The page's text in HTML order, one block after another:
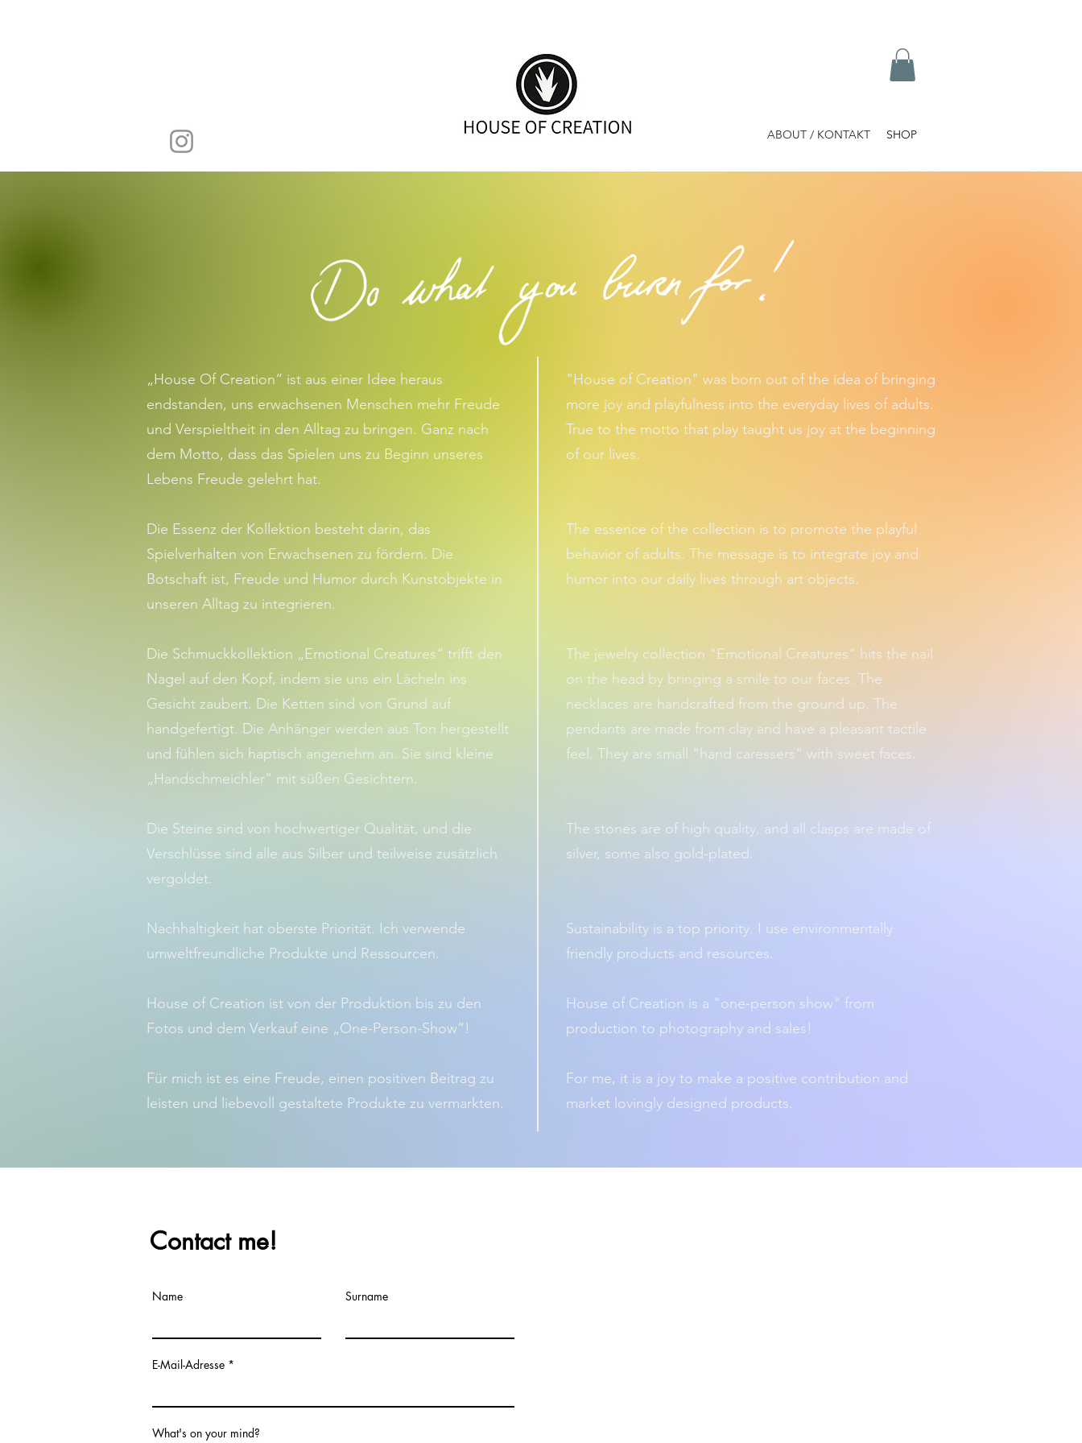
ABOUT / KONTAKT SHOP
„House Of Creation“ ist aus einer Idee heraus
endstanden, uns erwachsenen Menschen mehr Freude
und Verspieltheit in den Alltag zu bringen. Ganz nach
dem Motto, dass das Spielen uns zu Beginn unseres
Lebens Freude gelehrt hat.
Die Essenz der Kollektion besteht darin, das
Spielverhalten von Erwachsenen zu fördern. Die
Botschaft ist, Freude und Humor durch Kunstobjekte in
unseren Alltag zu integrieren.
Die Schmuckkollektion „Emotional Creatures“ trifft den
Nagel auf den Kopf, indem sie uns ein Lächeln ins
Gesicht zaubert. Die Ketten sind von Grund auf
handgefertigt. Die Anhänger werden aus Ton hergestellt
und fühlen sich haptisch angenehm an. Sie sind kleine
„Handschmeichler“ mit süßen Gesichtern.
Die Steine sind von hochwertiger Qualität, und die
Verschlüsse sind alle aus Silber und teilweise zusätzlich
vergoldet.
Nachhaltigkeit hat oberste Priorität. Ich verwende
umweltfreundliche Produkte und Ressourcen.
House of Creation ist von der Produktion bis zu den
Fotos und dem Verkauf eine „One-Person-Show“!
Für mich ist es eine Freude, einen positiven Beitrag zu
leisten und liebevoll gestaltete Produkte zu vermarkten.
"House of Creation" was born out of the idea of bringing
more joy and playfulness into the everyday lives of adults.
True to the motto that play taught us joy at the beginning
of our lives.
The essence of the collection is to promote the playful
behavior of adults. The message is to integrate joy and
humor into our daily lives through art objects.
The jewelry collection "Emotional Creatures" hits the nail
on the head by bringing a smile to our faces. The
necklaces are handcrafted from the ground up. The
pendants are made from clay and have a pleasant tactile
feel. They are small "hand caressers" with sweet faces.
The stones are of high quality, and all clasps are made of
silver, some also gold-plated.
Sustainability is a top priority. I use environmentally
friendly products and resources.
House of Creation is a "one-person show" from
production to photography and sales!
For me, it is a joy to make a positive contribution and
market lovingly designed products.
Contact me!
Name Surname
E-Mail-Adresse
What's on your mind?